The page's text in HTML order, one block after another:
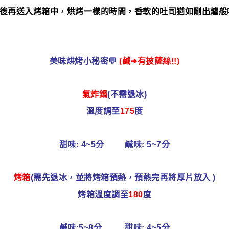
再送入烤箱中，烘烤一樣的時間，香軟的吐司猶如剛出爐般
美味烘烤小秘密💬(鹹➜有披薩絲!!)
氣炸鍋(不需退冰)
溫度調至175度
甜味: 4~5分 鹹味: 5~7分
烤箱(需先退冰，並將烤箱預熱，預熱完再將厚片放入 )
烤箱溫度調至180度